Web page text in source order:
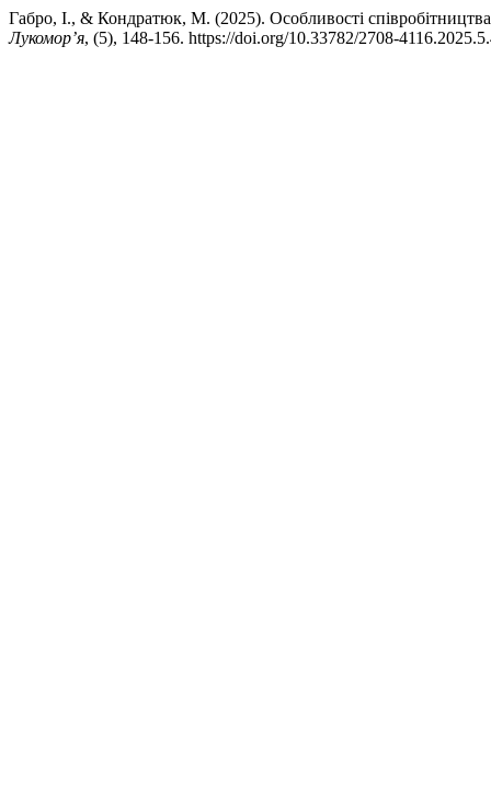
Габро, І., & Кондратюк, М. (2025). Особливості
Лукомор’я, (5), 148-156. https://doi.org/10.33782/2708-